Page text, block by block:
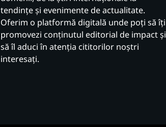
tendințe și evenimente de actualitate.
Oferim o platformă digitală unde poți să îți
promovezi conținutul editorial de impact și
să îl aduci în atenția cititorilor noștri
interesați.